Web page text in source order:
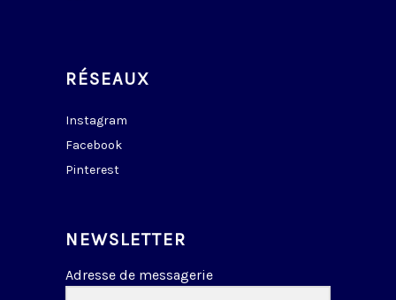
RÉSEAUX
Instagram
Facebook
Pinterest
NEWSLETTER
Adresse de messagerie